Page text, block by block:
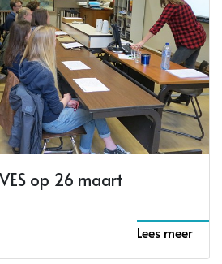
op 26 maart
Lees meer